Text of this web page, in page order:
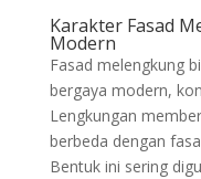
Karakter Fasad
Modern
Fasad melengkung
bergaya modern,
Lengkungan
berbeda dengan
Bentuk ini sering